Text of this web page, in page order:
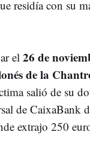
residía con su
el 26 de
de la
salió de su
de CaixaBank
extrajo 250